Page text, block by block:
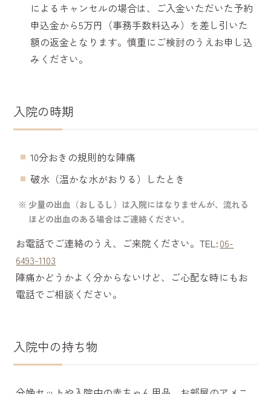
によるキャンセルの場合は、ご入金いただいた予約
申込金から5万円（事務手数料込み）を差し引いた
額の返金となります。慎重にご検討のうえお申し込
みください。
入院の時期
10分おきの規則的な陣痛
破水（温かな水がおりる）したとき
少量の出血（おしるし）は入院にはなりませんが、流れる
ほどの出血のある場合はご連絡ください。
お電話でご連絡のうえ、ご来院ください。TEL:06-
6493-1103
陣痛かどうかよく分からないけど、ご心配な時にもお
電話でご相談ください。
入院中の持ち物